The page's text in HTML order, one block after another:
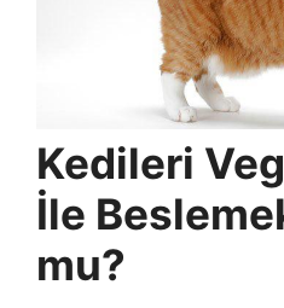
Kedileri
İle
mu?